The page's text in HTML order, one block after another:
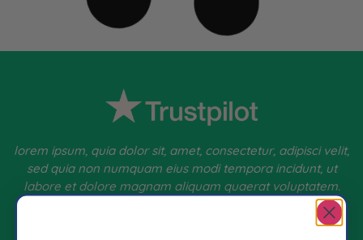
lorem ipsum, quia dolor sit, amet, consectetur, adipisci velit,
sed quia non numquam eius modi tempora incidunt, ut
labore et dolore magnam aliquam quaerat voluptatem.